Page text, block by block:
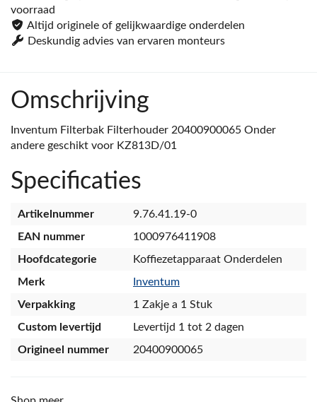
voorraad
Altijd originele of gelijkwaardige onderdelen
Deskundig advies van ervaren monteurs
Omschrijving
Inventum Filterbak Filterhouder 20400900065 Onder
andere geschikt voor KZ813D/01
Specificaties
Artikelnummer
9.76.41.19-0
EAN nummer
1000976411908
Hoofdcategorie
Koffiezetapparaat Onderdelen
Merk
Inventum
Verpakking
1 Zakje a 1 Stuk
Custom levertijd
Levertijd 1 tot 2 dagen
Origineel nummer
20400900065